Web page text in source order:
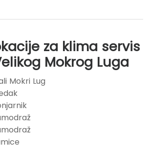
za klima servis
Mokrog Luga
Mokri Lug